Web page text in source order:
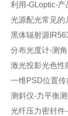
利用-GLoptic-
光源配光常见的
黑体辐射源
分布光度计-测
激光投影光色性
一维PSD位置传
测斜仪-力平衡
光纤压力密封件